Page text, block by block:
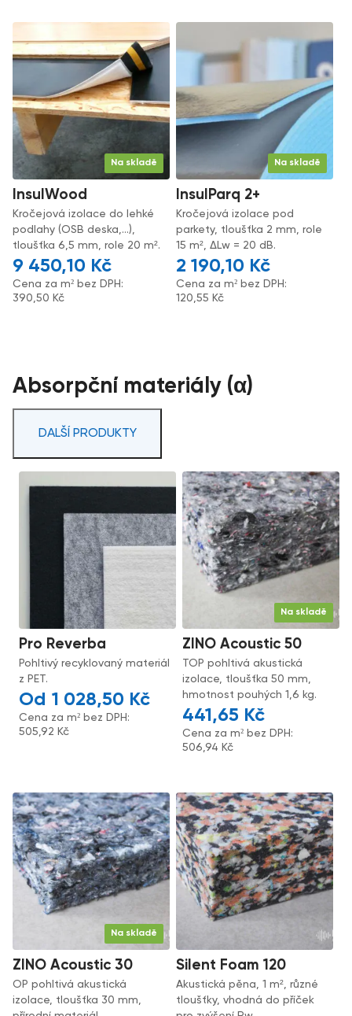
Na skladě
InsulWood
Kročejová izolace do lehké
podlahy (OSB deska,...),
tloušťka 6,5 mm, role 20 m².
9 450,10 Kč
Cena za m² bez DPH:
390,50 Kč
Na skladě
InsulParq 2+
Kročejová izolace pod
parkety, tloušťka 2 mm, role
15 m², ΔLw = 20 dB.
2 190,10 Kč
Cena za m² bez DPH:
120,55 Kč
Absorpční materiály (α)
DALŠÍ PRODUKTY
Pro Reverba
Pohltivý recyklovaný materiál
z PET.
1 028,50 Kč
Cena za m² bez DPH:
505,92 Kč
Na skladě
ZINO Acoustic 50
TOP pohltivá akustická
izolace, tloušťka 50 mm,
hmotnost pouhých 1,6 kg.
441,65 Kč
Cena za m² bez DPH:
506,94 Kč
Na skladě
ZINO Acoustic 30
OP pohltivá akustická
izolace, tloušťka 30 mm,
Silent Foam 120
Akustická pěna, 1 m², různé
tloušťky, vhodná do příček